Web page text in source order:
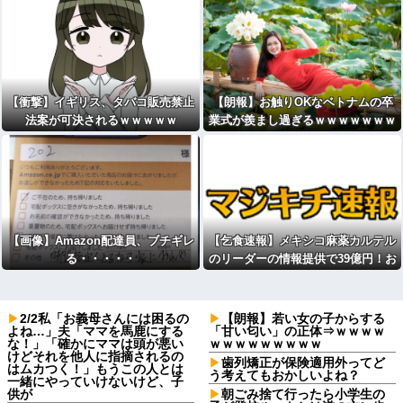
【衝撃】イギリス、タバコ販売禁止
法案が可決されるｗｗｗｗｗ
【朗報】お触りOKなベトナムの卒
業式が羨まし過ぎるｗｗｗｗｗｗｗ
【画像】Amazon配達員、ブチギレ
る・・・・・
【乞食速報】メキシコ麻薬カルテル
のリーダーの情報提供で39億円！お
2/2私「お義母さんには困るの
よね…」夫「ママを馬鹿にする
な！」「確かにママは頭が悪い
けどそれを他人に指摘されるの
はムカつく！」もうこの人とは
一緒にやっていけないけど、子
供が
【朗報】若い女の子からする
「甘い匂い」の正体⇒ｗｗｗｗ
ｗｗｗｗｗｗｗｗｗ
歯列矯正が保険適用外ってど
う考えてもおかしいよね？
朝ごみ捨て行ったら小学生の